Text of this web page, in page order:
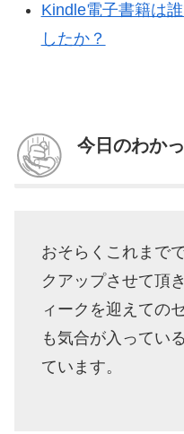
Kindle電子書籍は
したか？
今日のわか
おそらくこれまで
クアップさせて頂
ィークを迎えての
も気合が入ってい
ています。